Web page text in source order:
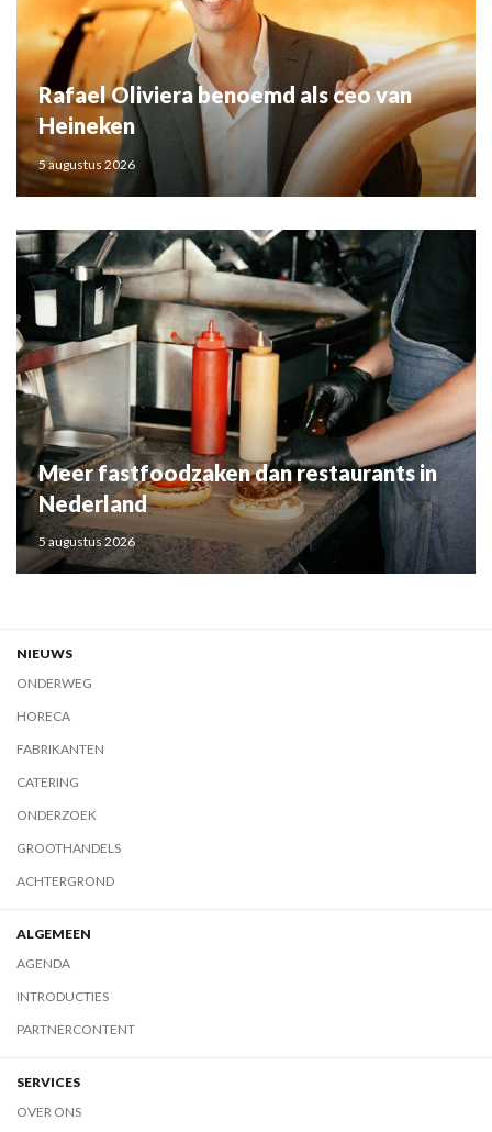
Rafael Oliviera benoemd als ceo van
Heineken
5 augustus 2026
Meer fastfoodzaken dan restaurants in
Nederland
5 augustus 2026
NIEUWS
ONDERWEG
HORECA
FABRIKANTEN
CATERING
ONDERZOEK
GROOTHANDELS
ACHTERGROND
ALGEMEEN
AGENDA
INTRODUCTIES
PARTNERCONTENT
SERVICES
OVER ONS